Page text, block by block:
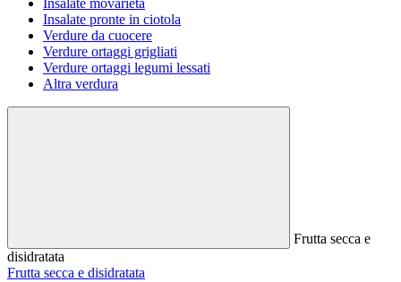
Insalate movarietà
Insalate pronte in ciotola
Verdure da cuocere
Verdure ortaggi grigliati
Verdure ortaggi legumi lessati
Altra verdura
Frutta secca e
disidratata
Frutta secca e disidratata